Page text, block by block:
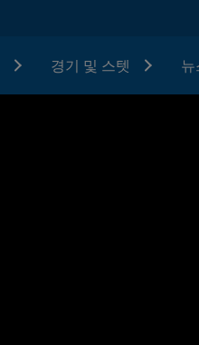
경기 및 스텟 뉴